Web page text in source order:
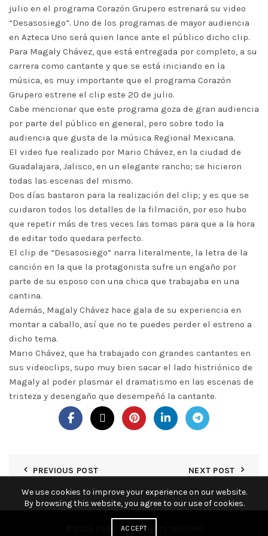
julio en el programa Corazón Grupero estrenará su video
“Desasosiego”. Uno de los programas de mayor audiencia
en Azteca Uno será quien lance ante el público dicho clip.
Para Magaly Chávez, que está entregada por completo, a su
carrera como cantante y que se está iniciando en la
música, es muy importante que el programa Corazón
Grupero estrene el clip este 20 de julio.
Cabe mencionar que este programa goza de gran audiencia
por parte del público en general, pero sobre todo la
audiencia que gusta de la música Regional Mexicana.
El video fue realizado por Mario Chávez, en la ciudad de
Guadalajara, Jalisco, en un elegante rancho; se hicieron
todas las escenas del mismo.
Dos días bastaron para la realización del clip; y es que se
cuidaron todos los detalles de la filmación, por eso hubo
que repetir más de tres veces las tomas para que a la hora
de editar todo quedara perfecto.
El clip de “Desasosiego” narra literalmente, la letra de la
canción en la que la protagonista sufre un engaño por
parte de su esposo con una chica que trabajaba en una
cantina.
Además, Magaly Chávez hace gala de su experiencia en
montar a caballo, así que no te puedes perder el estreno a
dicho tema.
Mario Chávez, que ha trabajado con grandes cantantes en
sus videoclips, supo muy bien sacar el lado histriónico de
Magaly al poder plasmar el dramatismo en las escenas de
tristeza y desengaño que desempeñó la cantante.
PREVIOUS POST NEXT POST
Poder KY. All rights reserved
We use cookies to improve your experience on our website.
By browsing this website, you agree to our use of cookies.
ACCEPT